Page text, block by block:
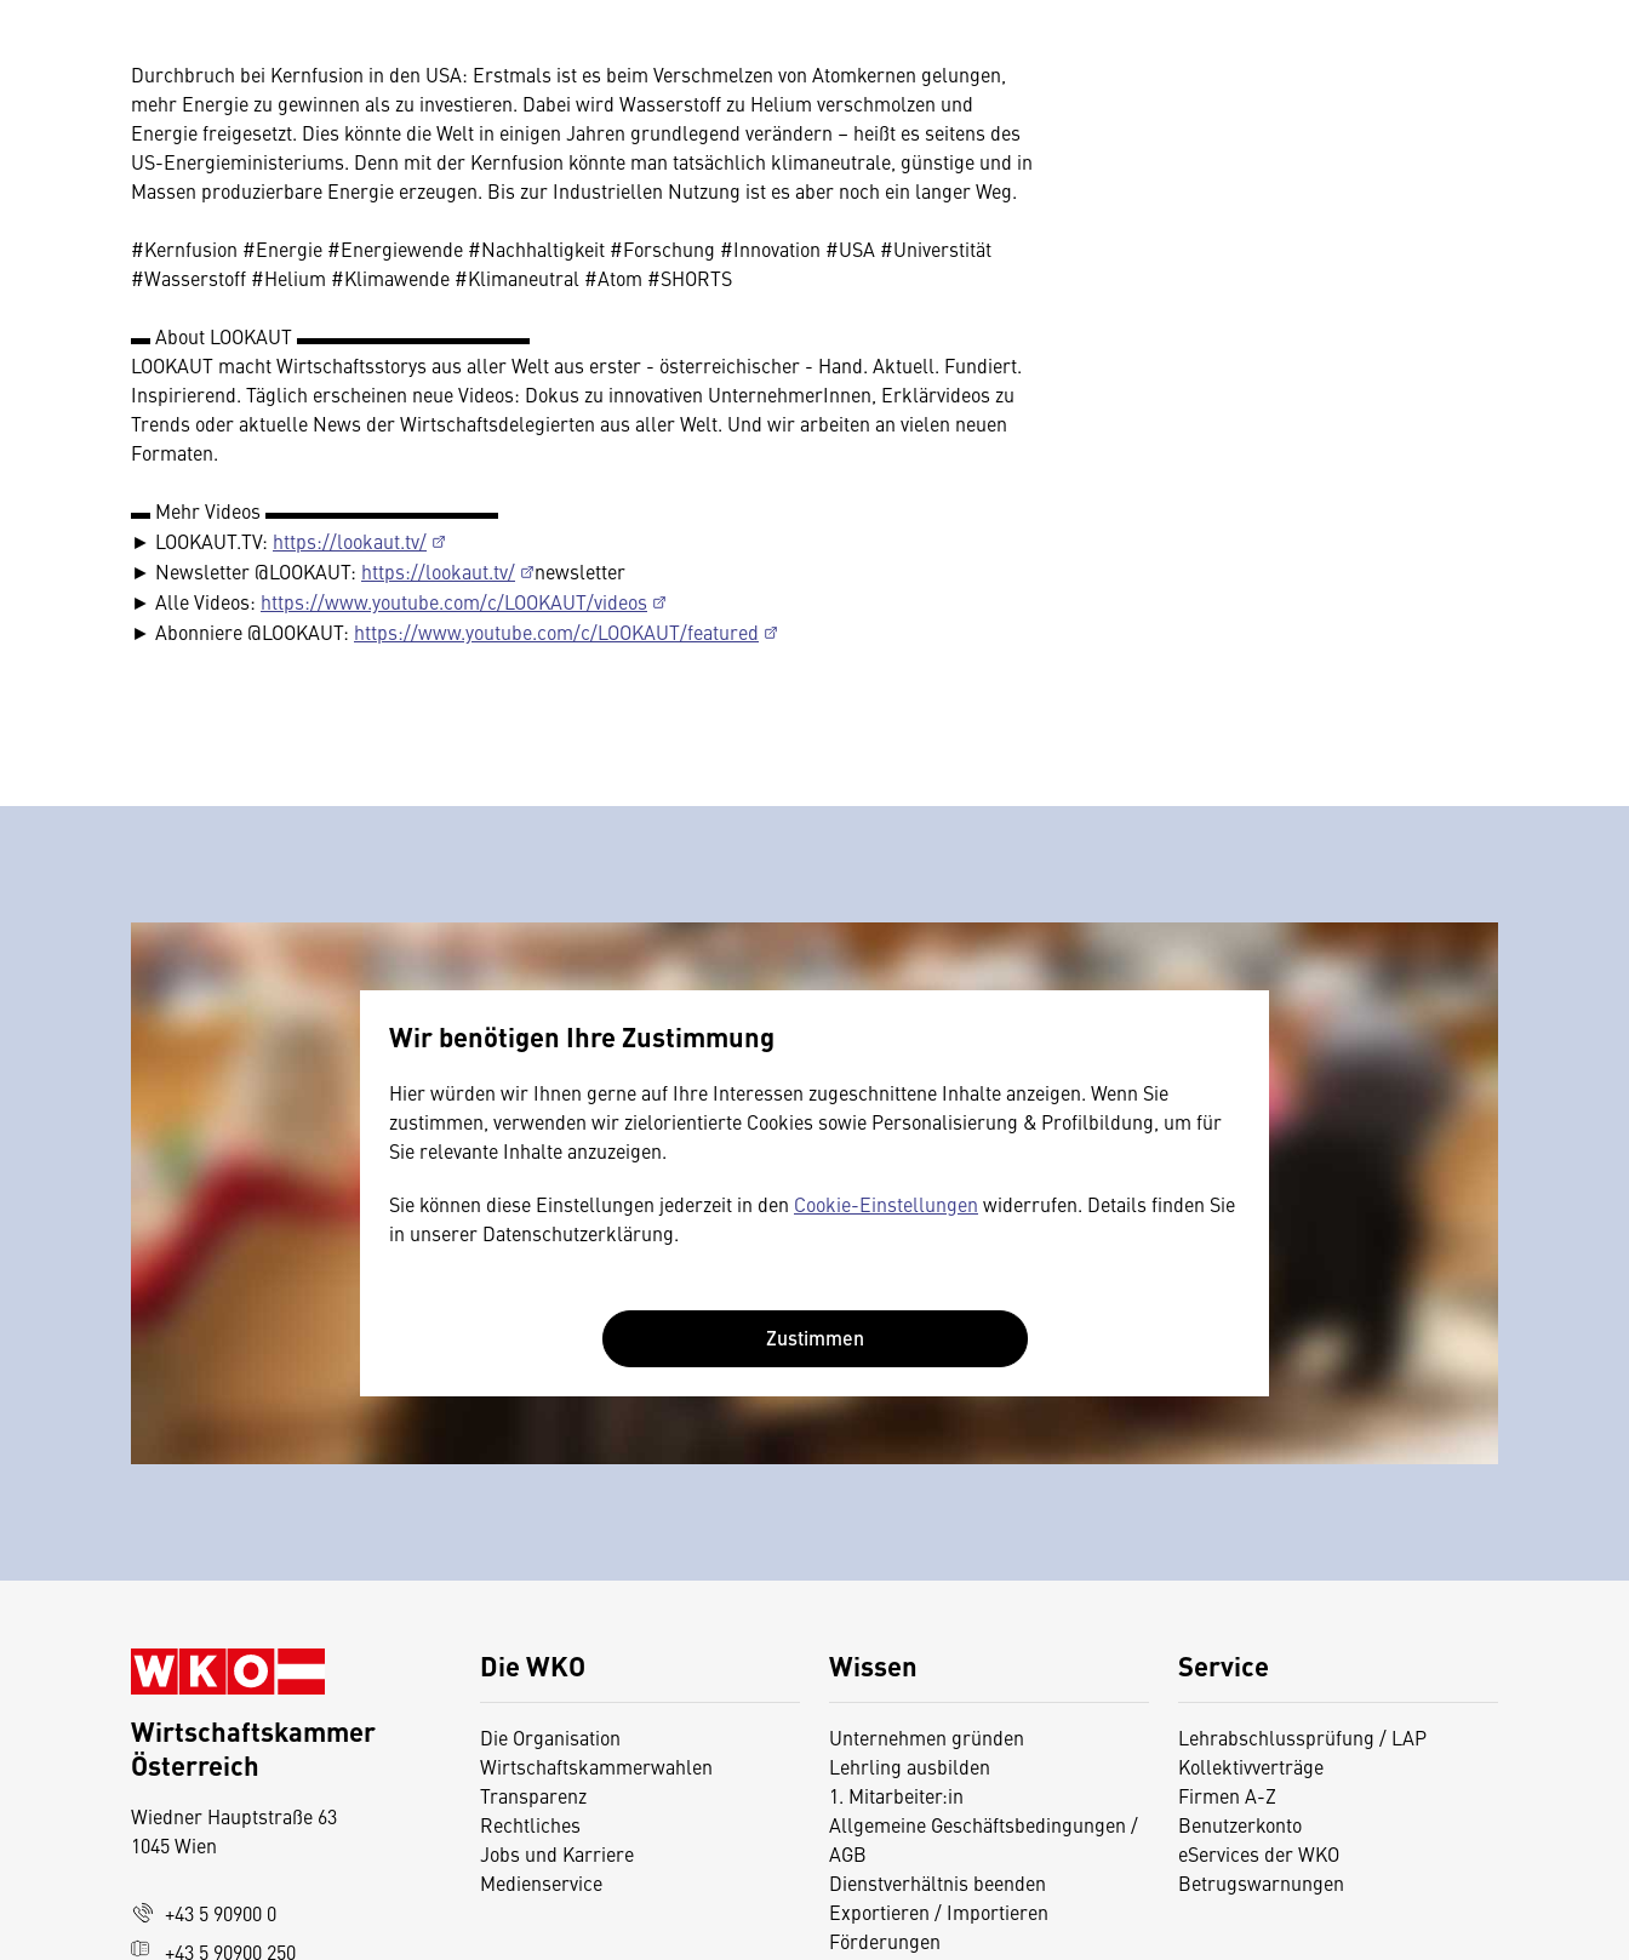
Durchbruch bei Kernfusion in den USA: Erstmals ist es beim Verschmelzen von Atomkernen gelungen,
mehr Energie zu gewinnen als zu investieren. Dabei wird Wasserstoff zu Helium verschmolzen und
Energie freigesetzt. Dies könnte die Welt in einigen Jahren grundlegend verändern – heißt es seitens des
US-Energieministeriums. Denn mit der Kernfusion könnte man tatsächlich klimaneutrale, günstige und in
Massen produzierbare Energie erzeugen. Bis zur Industriellen Nutzung ist es aber noch ein langer Weg.
#Kernfusion #Energie #Energiewende #Nachhaltigkeit #Forschung #Innovation #USA #Universtität
#Wasserstoff #Helium #Klimawende #Klimaneutral #Atom #SHORTS
▬ About LOOKAUT ▬▬▬▬▬▬▬▬▬▬▬▬
LOOKAUT macht Wirtschaftsstorys aus aller Welt aus erster - österreichischer - Hand. Aktuell. Fundiert.
Inspirierend. Täglich erscheinen neue Videos: Dokus zu innovativen UnternehmerInnen, Erklärvideos zu
Trends oder aktuelle News der Wirtschaftsdelegierten aus aller Welt. Und wir arbeiten an vielen neuen
Formaten.
▬ Mehr Videos ▬▬▬▬▬▬▬▬▬▬▬▬
► LOOKAUT.TV: https://lookaut.tv/
► Newsletter @LOOKAUT: https://lookaut.tv/
newsletter
► Alle Videos: https://www.youtube.com/c/LOOKAUT/videos
► Abonniere @LOOKAUT: https://www.youtube.com/c/LOOKAUT/featured
Wir benötigen Ihre Zustimmung
Hier würden wir Ihnen gerne auf Ihre Interessen zugeschnittene Inhalte anzeigen. Wenn Sie
zustimmen, verwenden wir zielorientierte Cookies sowie Personalisierung & Profilbildung, um für
Sie relevante Inhalte anzuzeigen.
Sie können diese Einstellungen jederzeit in den Cookie-Einstellungen widerrufen. Details finden Sie
in unserer Datenschutzerklärung.
Zustimmen
Die WKO
Die Organisation
Wirtschaftskammerwahlen
Transparenz
Rechtliches
Jobs und Karriere
Medienservice
Wissen
Unternehmen gründen
Lehrling ausbilden
1. Mitarbeiter:in
Allgemeine Geschäftsbedingungen /
AGB
Dienstverhältnis beenden
Exportieren / Importieren
Förderungen
Service
Lehrabschlussprüfung / LAP
Kollektivverträge
Firmen A-Z
Benutzerkonto
eServices der WKO
Betrugswarnungen
Wirtschaftskammer
Österreich
Wiedner Hauptstraße 63
1045 Wien
+43 5 90900 0
+43 5 90900 250